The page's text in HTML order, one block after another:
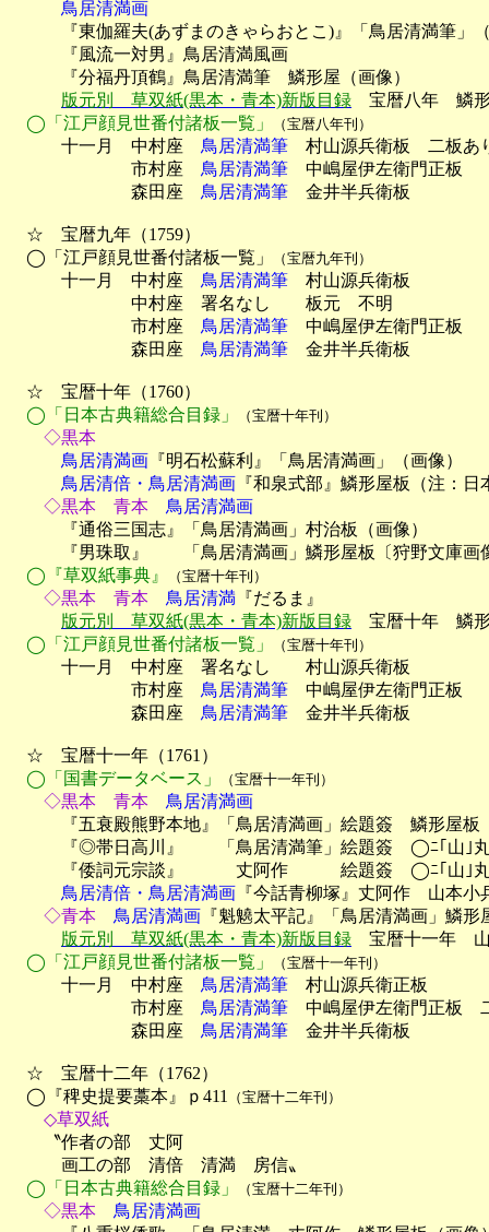
鳥居清満画
『東伽羅夫(あずまのきゃらおとこ)』「鳥居清満筆」
『風流一対男』鳥居清満風画
『分福丹頂鶴』鳥居清満筆　鱗形屋（画像）
版元別　草双紙(黒本・青本)新版目録 宝暦八年　鱗
◯「江戸顔見世番付諸板一覧」
（宝暦八年刊）
十一月　中村座 鳥居清満筆 村山源兵衛板　二板あ
市村座 鳥居清満筆 中嶋屋伊左衛門正板
森田座 鳥居清満筆 金井半兵衛板
☆　宝暦九年（1759）
◯「江戸顔見世番付諸板一覧」
（宝暦九年刊）
十一月　中村座 鳥居清満筆 村山源兵衛板
中村座　署名なし　　板元　不明
市村座 鳥居清満筆 中嶋屋伊左衛門正板
森田座 鳥居清満筆 金井半兵衛板
☆　宝暦十年（1760）
◯「日本古典籍総合目録」
（宝暦十年刊）
◇黒本
鳥居清満画 『明石松蘇利』「鳥居清満画」（画像）
鳥居清倍・鳥居清満画 『和泉式部』鱗形屋板（注：
◇黒本　青本 鳥居清満画
『通俗三国志』「鳥居清満画」村治板（画像）
『男珠取』　　「鳥居清満画」鱗形屋板〔狩野文庫画
◯『草双紙事典』
（宝暦十年刊）
◇黒本　青本 鳥居清満 『だるま』
版元別　草双紙(黒本・青本)新版目録 宝暦十年　鱗
◯「江戸顔見世番付諸板一覧」
（宝暦十年刊）
十一月　中村座　署名なし　　村山源兵衛板
市村座 鳥居清満筆 中嶋屋伊左衛門正板
森田座 鳥居清満筆 金井半兵衛板
☆　宝暦十一年（1761）
◯「国書データベース」
（宝暦十一年刊）
◇黒本　青本 鳥居清満画
『五衰殿熊野本地』「鳥居清満画」絵題簽　鱗形屋板
『◎帯日高川』　　「鳥居清満筆」絵題簽　◯ﾆ｢山｣丸
『倭詞元宗談』　　　丈阿作　　　絵題簽　◯ﾆ｢山｣丸
鳥居清倍・鳥居清満画 『今話青柳塚』丈阿作　山本
◇青本 鳥居清満画 『魁䰫太平記』「鳥居清満画」鱗形
版元別　草双紙(黒本・青本)新版目録 宝暦十一年　
◯「江戸顔見世番付諸板一覧」
（宝暦十一年刊）
十一月　中村座 鳥居清満筆 村山源兵衛正板
市村座 鳥居清満筆 中嶋屋伊左衛門正板　
森田座 鳥居清満筆 金井半兵衛板
☆　宝暦十二年（1762）
◯『稗史提要藁本』ｐ411
（宝暦十二年刊）
◇草双紙
〝作者の部　丈阿
画工の部　清倍　清満　房信〟
◯「日本古典籍総合目録」
（宝暦十二年刊）
◇黒本 鳥居清満画